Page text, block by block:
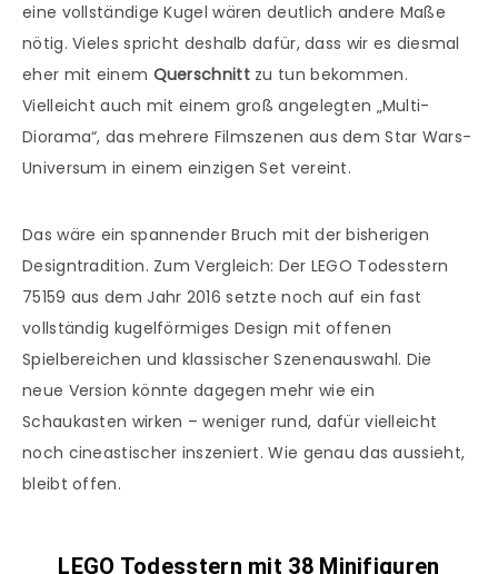
eine vollständige Kugel wären deutlich andere Maße
nötig. Vieles spricht deshalb dafür, dass wir es diesmal
eher mit einem Querschnittzu tun bekommen.
Vielleicht auch mit einem groß angelegten „Multi-
Diorama“, das mehrere Filmszenen aus dem Star Wars-
Universum in einem einzigen Set vereint.
Das wäre ein spannender Bruch mit der bisherigen
Designtradition. Zum Vergleich: Der LEGO Todesstern
75159 aus dem Jahr 2016 setzte noch auf ein fast
vollständig kugelförmiges Design mit offenen
Spielbereichen und klassischer Szenenauswahl. Die
neue Version könnte dagegen mehr wie ein
Schaukasten wirken – weniger rund, dafür vielleicht
noch cineastischer inszeniert. Wie genau das aussieht,
bleibt offen.
LEGO Todesstern mit 38 Minifiguren